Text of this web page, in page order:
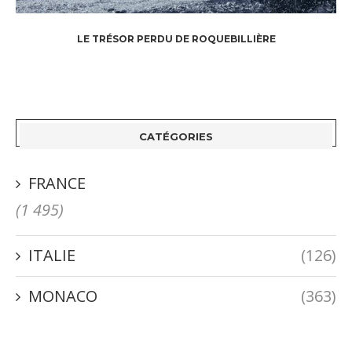
LE TRÉSOR PERDU DE ROQUEBILLIÈRE
CATÉGORIES
FRANCE
(1 495)
ITALIE
(126)
MONACO
(363)